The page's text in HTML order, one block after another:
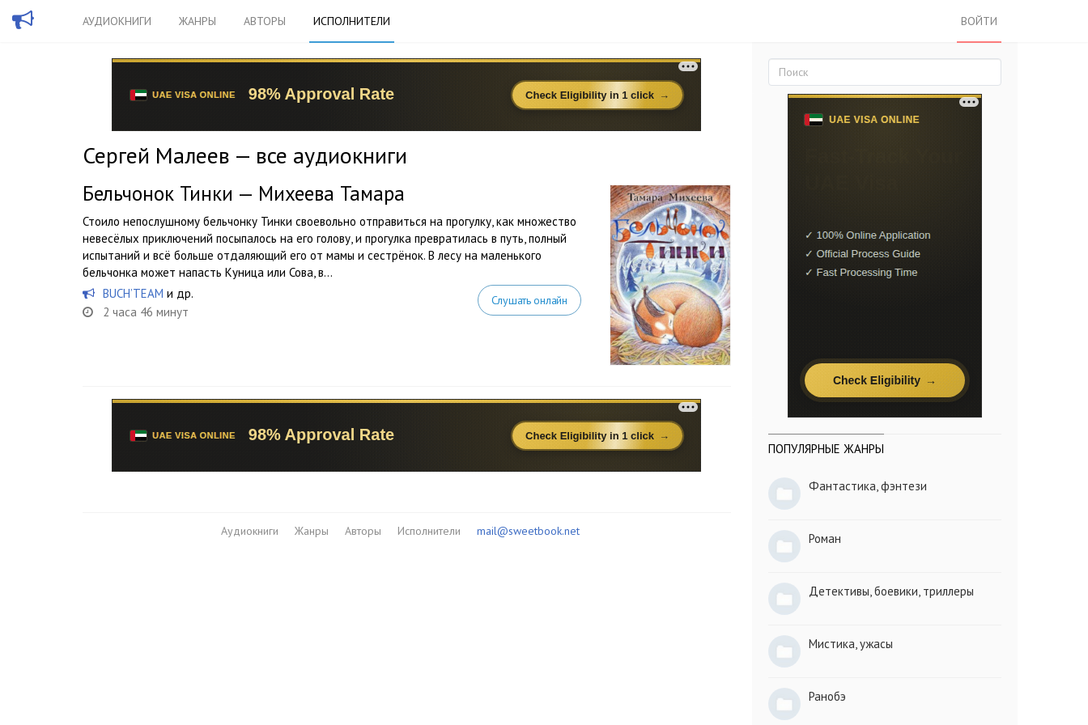
АУДИОКНИГИ ЖАНРЫ АВТОРЫ ИСПОЛНИТЕЛИ ВОЙТИ
Сергей Малеев — все аудиокниги
Бельчонок Тинки — Михеева Тамара
Стоило непослушному бельчонку Тинки своевольно отправиться на прогулку, как множество
невесёлых приключений посыпалось на его голову, и прогулка превратилась в путь, полный
испытаний и всё больше отдаляющий его от мамы и сестрёнок. В лесу на маленького
бельчонка может напасть Куница или Сова, в...
BUCH’TEAM и др.
2 часа 46 минут
Слушать онлайн
Аудиокниги Жанры Авторы Исполнители mail@sweetbook.net
ПОПУЛЯРНЫЕ ЖАНРЫ
Фантастика, фэнтези
Роман
Детективы, боевики, триллеры
Мистика, ужасы
Ранобэ